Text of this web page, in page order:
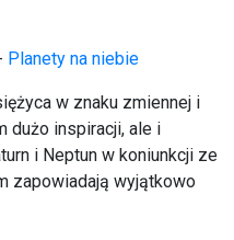
Planety na niebie
w znaku zmiennej i
dużo inspiracji, ale i
i Neptun w koniunkcji ze
zapowiadają wyjątkowo